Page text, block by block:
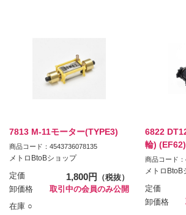
7813 M-11モーター(TYPE3)
商品コード：4543736078135
メトロBtoBショップ
定価 1,800円
（税抜）
卸価格
取引中の会員のみ公開
在庫 ○
6822
輪) (EF62)
商品コード
メトロBtoB
定価
卸価格